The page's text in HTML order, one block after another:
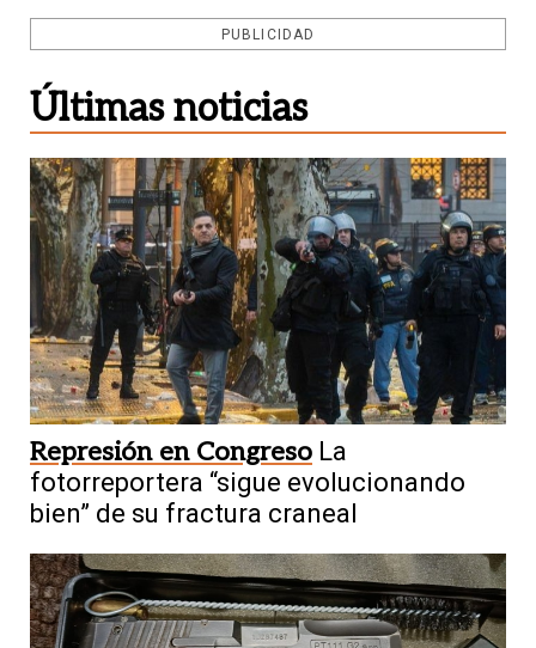
PUBLICIDAD
Últimas noticias
Represión en Congreso La
fotorreportera “sigue evolucionando
bien” de su fractura craneal